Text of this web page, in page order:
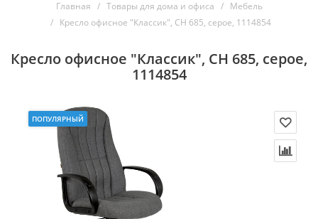
Главная Товары для дома и офиса
Мебель
Кресло офисное "Классик", СН 685, серое, 1114854
Кресло офисное "Классик", СН 685, серое,
1114854
ПОПУЛЯРНЫЙ